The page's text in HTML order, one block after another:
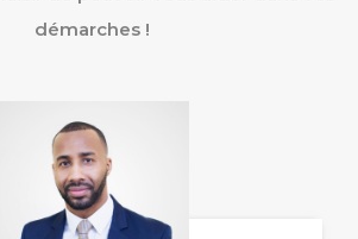
démarches !